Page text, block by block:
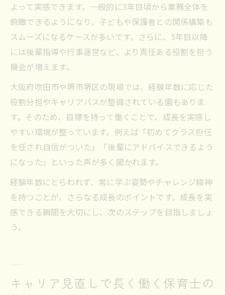
よって実感できます。一般的に3年目頃から業務全体を
俯瞰できるようになり、子どもや保護者との関係構築も
スムーズになるケースが多いです。さらに、5年目以降
には後輩指導や行事運営など、より責任ある役割を担う
機会が増えます。
大阪府吹田市や堺市堺区の現場では、経験年数に応じた
役割分担やキャリアパスが整備されている園もありま
す。そのため、目標を持って働くことで、成長を実感し
やすい環境が整っています。例えば「初めてクラス担任
を任され自信がついた」「後輩にアドバイスできるよう
になった」といった声が多く聞かれます。
経験年数にとらわれず、常に学ぶ姿勢やチャレンジ精神
を持つことが、さらなる成長のポイントです。成長を実
感できる瞬間を大切にし、次のステップを目指しましょ
う。
キャリア見直しで長く働く保育士の